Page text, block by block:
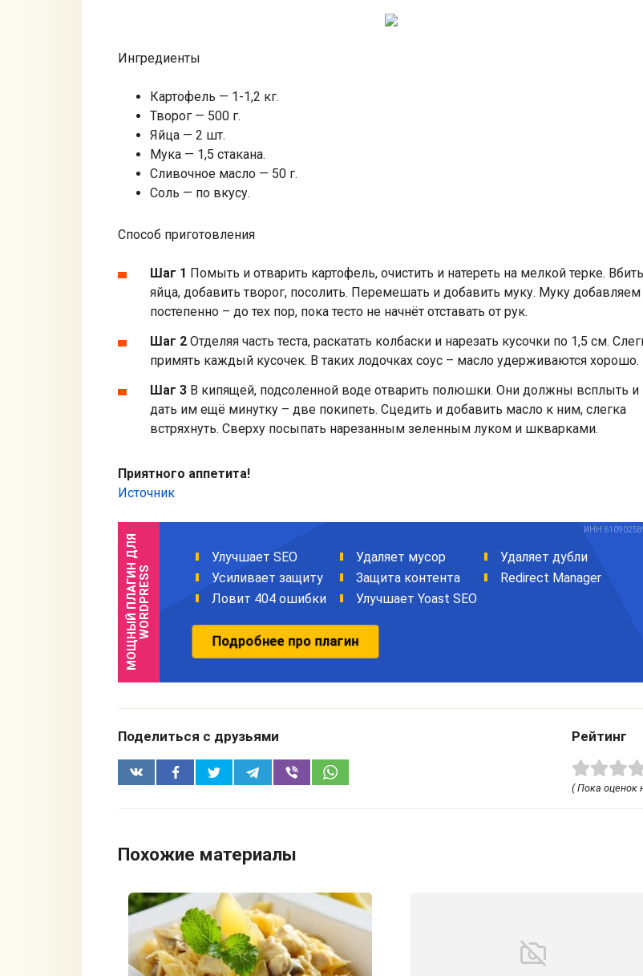
Ингредиенты
Картофель — 1-1,2 кг.
Творог — 500 г.
Яйца — 2 шт.
Мука — 1,5 стакана.
Сливочное масло — 50 г.
Соль — по вкусу.
Способ приготовления
Шаг 1 Помыть и отварить картофель, очистить и натереть на мелкой терке. Вбить
яйца, добавить творог, посолить. Перемешать и добавить муку. Муку добавляем
постепенно – до тех пор, пока тесто не начнёт отставать от рук.
Шаг 2 Отделяя часть теста, раскатать колбаски и нарезать кусочки по 1,5 см.
примять каждый кусочек. В таких лодочках соус – масло удерживаются хорошо.
Шаг 3 В кипящей, подсоленной воде отварить полюшки. Они должны всплыть и
дать им ещё минутку – две покипеть. Сцедить и добавить масло к ним, слегка
встряхнуть. Сверху посыпать нарезанным зеленным луком и шкварками.
Приятного аппетита!
Источник
Поделиться с друзьями Рейтинг
( Пока оценок
Похожие материалы